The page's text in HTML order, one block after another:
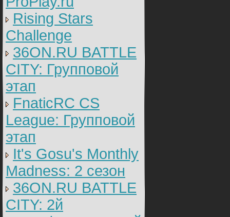
Rising Stars
Challenge
36ON.RU BATTLE
CITY: Групповой
этап
FnaticRC CS
League: Групповой
этап
It's Gosu's Monthly
Madness: 2 сезон
36ON.RU BATTLE
CITY: 2й